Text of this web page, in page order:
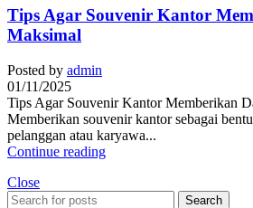
Tips Agar Souvenir Kantor
Maksimal
Posted by admin
01/11/2025
Tips Agar Souvenir Kantor Memberikan
Memberikan souvenir kantor sebagai
pelanggan atau karyawa...
Continue reading
Close
Search